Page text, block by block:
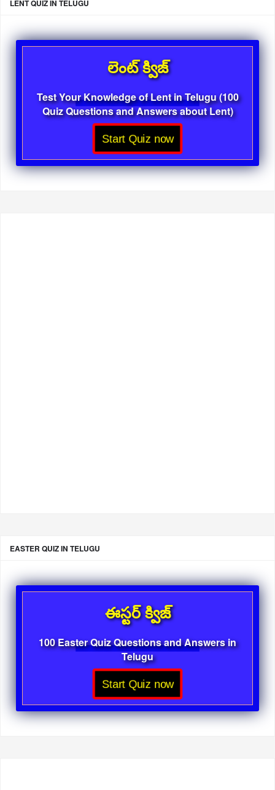
LENT QUIZ IN TELUGU
లెంట్ క్విజ్
Test Your Knowledge of Lent in Telugu (100
Quiz Questions and Answers about Lent)
Start Quiz now
EASTER QUIZ IN TELUGU
ఈస్టర్ క్విజ్
100 Easter Quiz Questions and Answers in
Telugu
Start Quiz now